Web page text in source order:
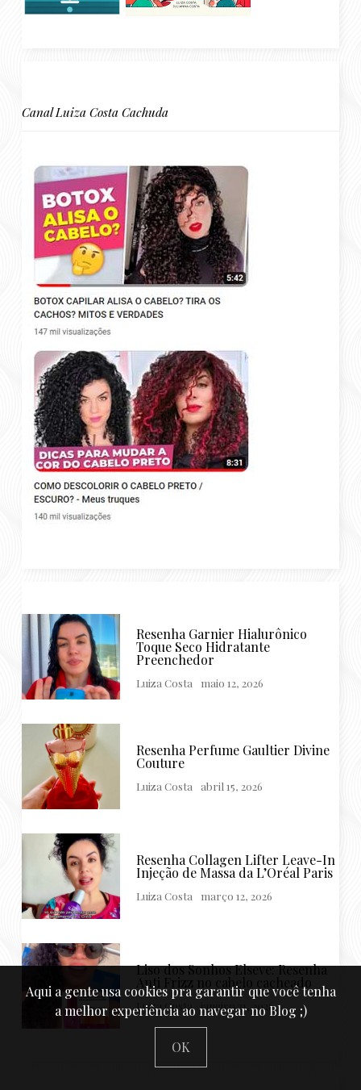
Canal Luiza Costa Cachuda
Resenha Garnier Hialurônico
Toque Seco Hidratante
Preenchedor
Luiza Costa maio 12, 2026
Resenha Perfume Gaultier Divine
Couture
Luiza Costa abril 15, 2026
Resenha Collagen Lifter Leave-In
Injeção de Massa da L’Oréal Paris
Luiza Costa março 12, 2026
Liso dos Sonhos Elseve: Resenha
Anti Frizz no cabelo cacheado
Luiza Costa janeiro 21, 2026
Aqui a gente usa cookies pra garantir que você tenha
a melhor experiência ao navegar no Blog ;)
OK